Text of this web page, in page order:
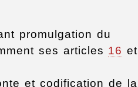
promulgation du
ses articles 16 et
et codification de la